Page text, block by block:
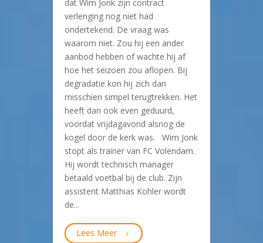
dat Wim Jonk zijn contract
verlenging nog niet had
ondertekend. De vraag was
waarom niet. Zou hij een ander
aanbod hebben of wachte hij af
hoe het seizoen zou aflopen. Bij
degradatie kon hij zich dan
misschien simpel terugtrekken. Het
heeft dan ook even geduurd,
voordat vrijdagavond alsnog de
kogel door de kerk was. Wim Jonk
stopt als trainer van FC Volendam.
Hij wordt technisch manager
betaald voetbal bij de club. Zijn
assistent Matthias Kohler wordt
de...
Lees Meer